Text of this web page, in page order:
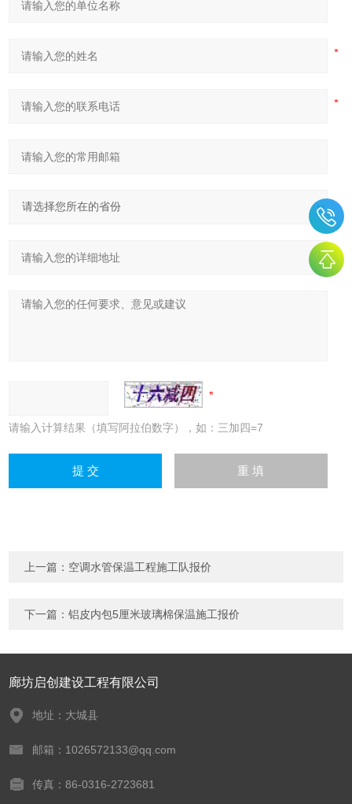
请输入计算结果（填写阿拉伯数字），如：三加四=7
上一篇： 空调水管保温工程施工队报价
下一篇：铝皮内包5厘米玻璃棉保温施工报价
廊坊启创建设工程有限公司
地址：大城县
邮箱：1026572133@qq.com
传真：86-0316-2723681